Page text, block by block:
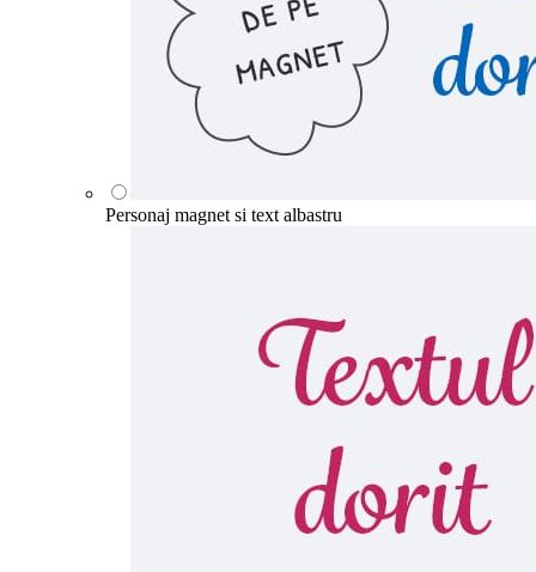
Personaj magnet si text albastru